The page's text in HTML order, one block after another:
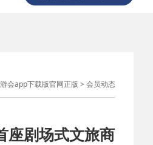
会app下载版官网正版 > 会员动态
座剧场式文旅商